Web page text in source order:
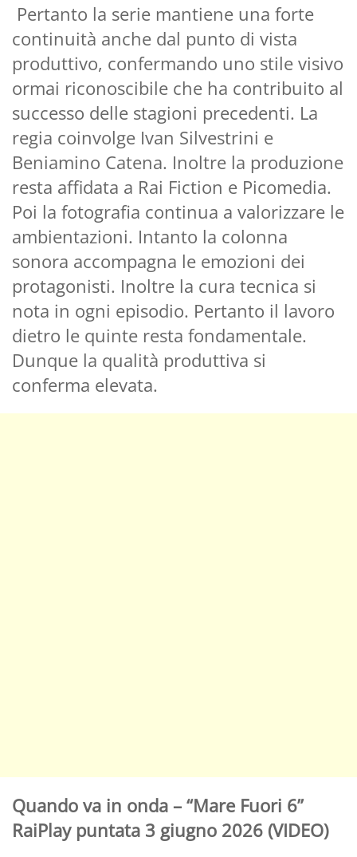
Pertanto la serie mantiene una forte
continuità anche dal punto di vista
produttivo, confermando uno stile visivo
ormai riconoscibile che ha contribuito al
successo delle stagioni precedenti. La
regia coinvolge Ivan Silvestrini e
Beniamino Catena. Inoltre la produzione
resta affidata a Rai Fiction e Picomedia.
Poi la fotografia continua a valorizzare le
ambientazioni. Intanto la colonna
sonora accompagna le emozioni dei
protagonisti. Inoltre la cura tecnica si
nota in ogni episodio. Pertanto il lavoro
dietro le quinte resta fondamentale.
Dunque la qualità produttiva si
conferma elevata.
Quando va in onda – “Mare Fuori 6”
RaiPlay puntata 3 giugno 2026 (VIDEO)